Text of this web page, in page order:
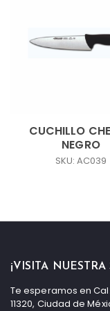
CUCHILLO
NEGRO
SKU: AC039
¡VISITA
Te esperamos en
11320, Ciudad de